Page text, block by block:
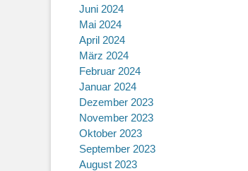
Juni 2024
Mai 2024
April 2024
März 2024
Februar 2024
Januar 2024
Dezember 2023
November 2023
Oktober 2023
September 2023
August 2023